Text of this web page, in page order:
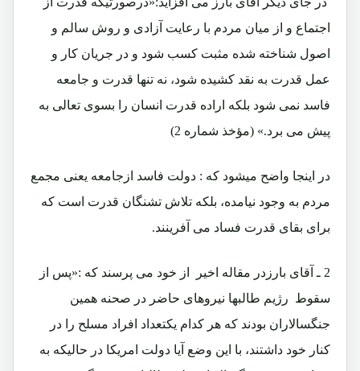
اجتماع و از میان مردم با رعایت آزادی و روش سالم و
اصول شناخته شده مثبت کسب شود و در جریان کار و
عمل قدرت به نقد کشیده شود، نه تنها قدرت و جامعه
فاسد نمی شود بلکه اراده قدرت انسان را بسوی تعالی به
پیش می برد.» (مؤخذ شماره 2)
در اینجا واضح میشود که : دولت فاسد ازجامعه یعنی مجمع
مردم به وجود نیامده، بلکه تلاش تشنگان قدرت است که
برای بقای قدرت فساد می آفرینند.
2 ـ آقای بارزدر مقاله اخیر از خود می پرسند که :«پس از
سقوط رژیم طالبها نیروهای حاضر در صحنه همین
جنگسالاران بودند که هر کدام یکتعداد افراد مسلح را در
کنار خود داشتند، با این وضع آیا دولت امریکا در حالیکه به